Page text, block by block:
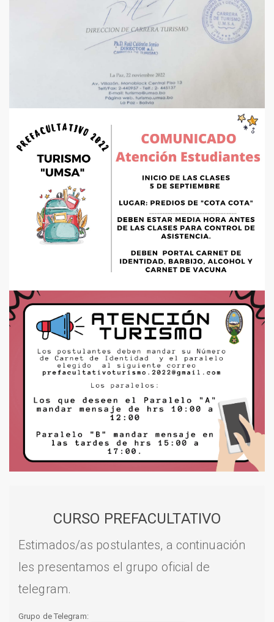
CURSO PREFACULTATIVO
Estimados/as postulantes, a continuación
les presentamos el grupo oficial de
telegram.
Grupo de Telegram: